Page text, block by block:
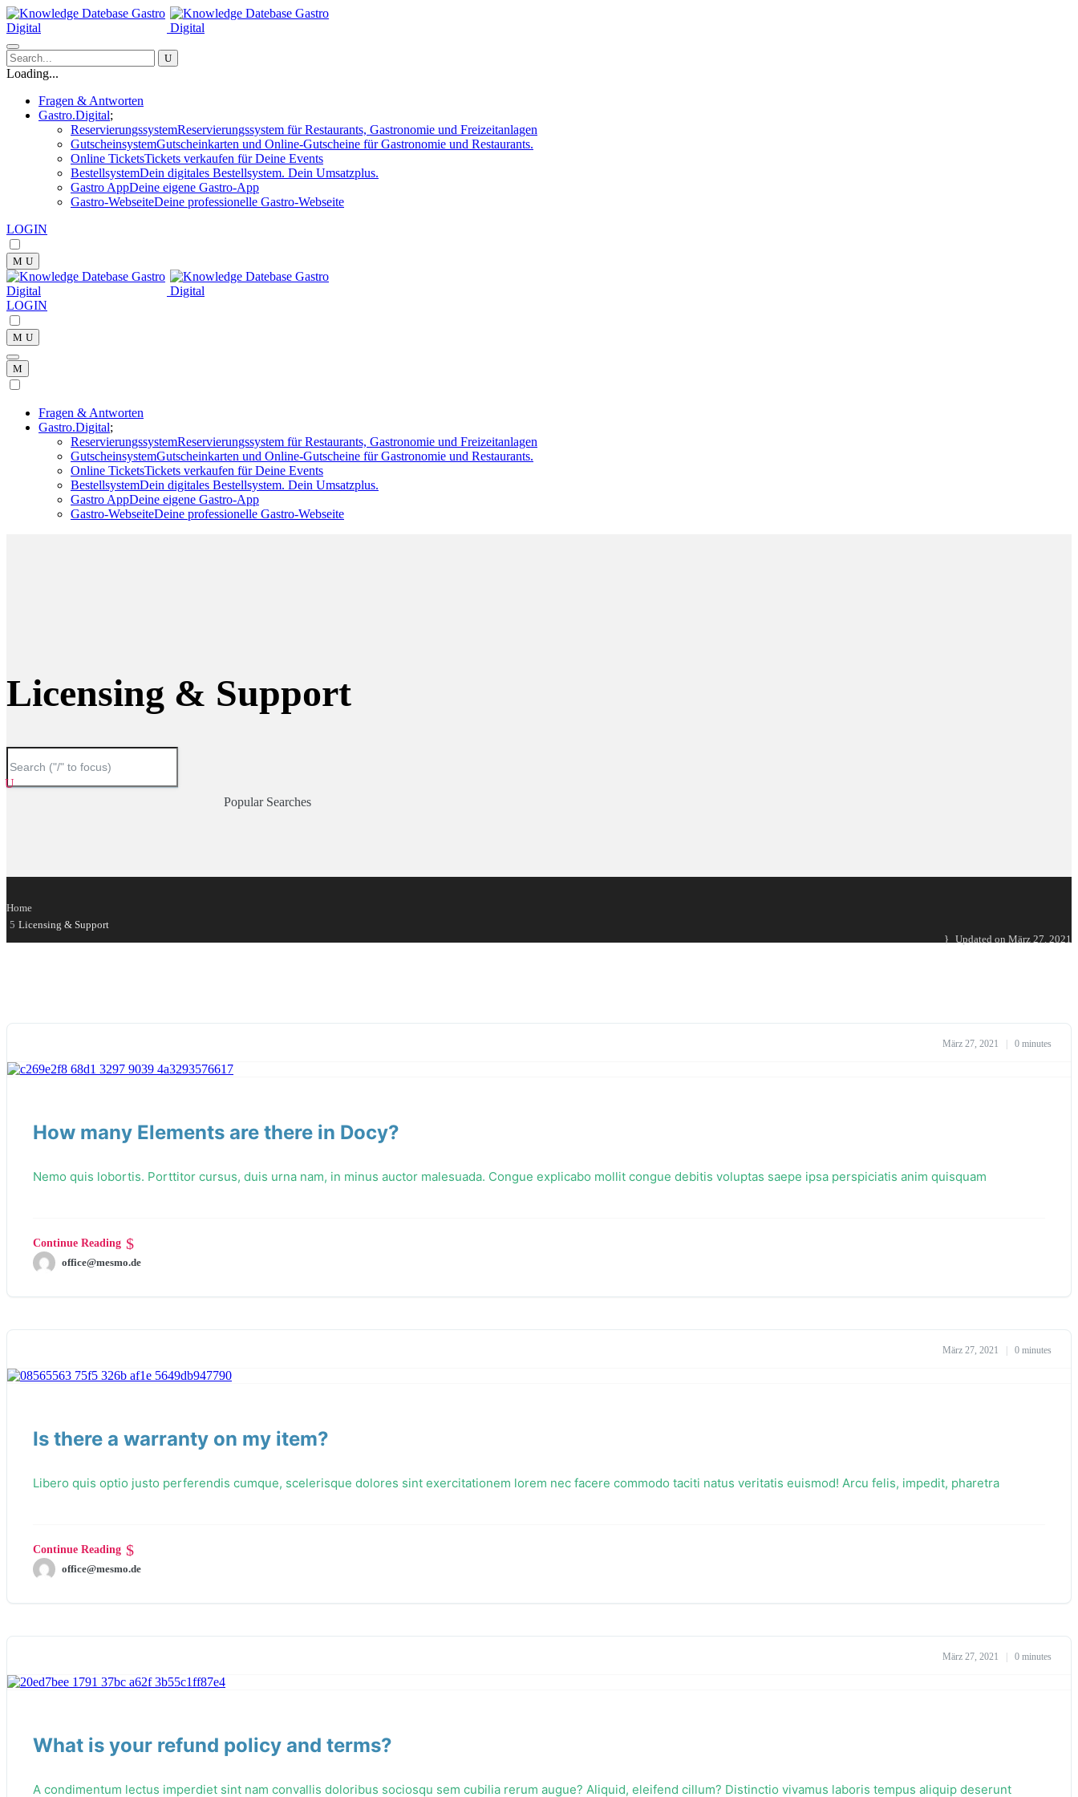
Skip
to
content
Loading...
Fragen & Antworten
Gastro.Digital
ReservierungssystemReservierungssystem für Restaurants, Gastronomie und Freizeitanlagen
GutscheinsystemGutscheinkarten und Online-Gutscheine für Gastronomie und Restaurants.
Online TicketsTickets verkaufen für Deine Events
BestellsystemDein digitales Bestellsystem. Dein Umsatzplus.
Gastro AppDeine eigene Gastro-App
Gastro-WebseiteDeine professionelle Gastro-Webseite
LOGIN
LOGIN
Mobile
Navigation
Fragen & Antworten
Gastro.Digital
ReservierungssystemReservierungssystem für Restaurants, Gastronomie und Freizeitanlagen
GutscheinsystemGutscheinkarten und Online-Gutscheine für Gastronomie und Restaurants.
Online TicketsTickets verkaufen für Deine Events
BestellsystemDein digitales Bestellsystem. Dein Umsatzplus.
Gastro AppDeine eigene Gastro-App
Gastro-WebseiteDeine professionelle Gastro-Webseite
Licensing & Support
Popular Searches
Home
Licensing & Support
Updated on März 27, 2021
März 27, 2021 | 0 minutes
How many Elements are there in Docy?
Nemo quis lobortis. Porttitor cursus, duis urna nam, in minus auctor malesuada. Congue explicabo mollit congue debitis voluptas saepe ipsa perspiciatis anim quisquam
Continue Reading
office@mesmo.de
März 27, 2021 | 0 minutes
Is there a warranty on my item?
Libero quis optio justo perferendis cumque, scelerisque dolores sint exercitationem lorem nec facere commodo taciti natus veritatis euismod! Arcu felis, impedit, pharetra
Continue Reading
office@mesmo.de
März 27, 2021 | 0 minutes
What is your refund policy and terms?
A condimentum lectus imperdiet sint nam convallis doloribus sociosqu sem cubilia rerum augue? Aliquid, eleifend cillum? Distinctio vivamus laboris tempus aliquip deserunt